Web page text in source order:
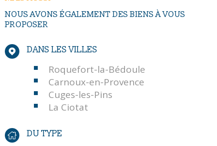
NOUS AVONS ÉGALEMENT DES BIENS À VOUS
PROPOSER
DANS LES VILLES
Roquefort-la-Bédoule
Carnoux-en-Provence
Cuges-les-Pins
La Ciotat
DU TYPE